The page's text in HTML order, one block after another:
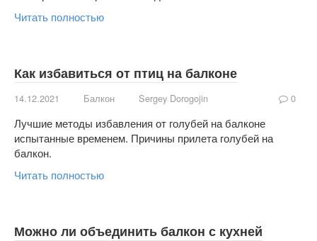
Читать полностью
Как избавиться от птиц на балконе
14.12.2021 Балкон Sergey Dorogojin 0
Лучшие методы избавления от голубей на балконе
испытанные временем. Причины прилета голубей на
балкон.
Читать полностью
Можно ли объединить балкон с кухней